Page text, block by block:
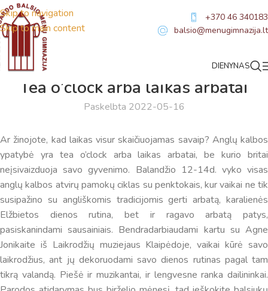
Skip to navigation
Skip to main content
+370 46 340183
balsio@menugimnazija.lt
DIENYNAS
Tea o’clock arba laikas arbatai
Paskelbta 2022-05-16
Ar žinojote, kad laikas visur skaičiuojamas savaip? Anglų kalbos
ypatybė yra tea o’clock arba laikas arbatai, be kurio britai
neįsivaizduoja savo gyvenimo. Balandžio 12-14d. vyko visas
anglų kalbos atvirų pamokų ciklas su penktokais, kur vaikai ne tik
susipažino su angliškomis tradicijomis gerti arbatą, karalienės
Elžbietos dienos rutina, bet ir ragavo arbatą patys,
pasiskanindami sausainiais. Bendradarbiaudami kartu su Agne
Jonikaite iš Laikrodžių muziejaus Klaipėdoje, vaikai kūrė savo
laikrodžius, ant jų dekoruodami savo dienos rutinas pagal tam
tikrą valandą. Piešė ir muzikantai, ir lengvesne ranka dailininkai.